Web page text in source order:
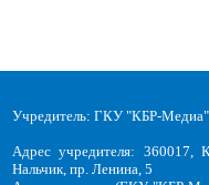
Учредитель: ГКУ "КБР-Медиа"
Адрес учредителя: 360017,
Нальчик, пр. Ленина, 5